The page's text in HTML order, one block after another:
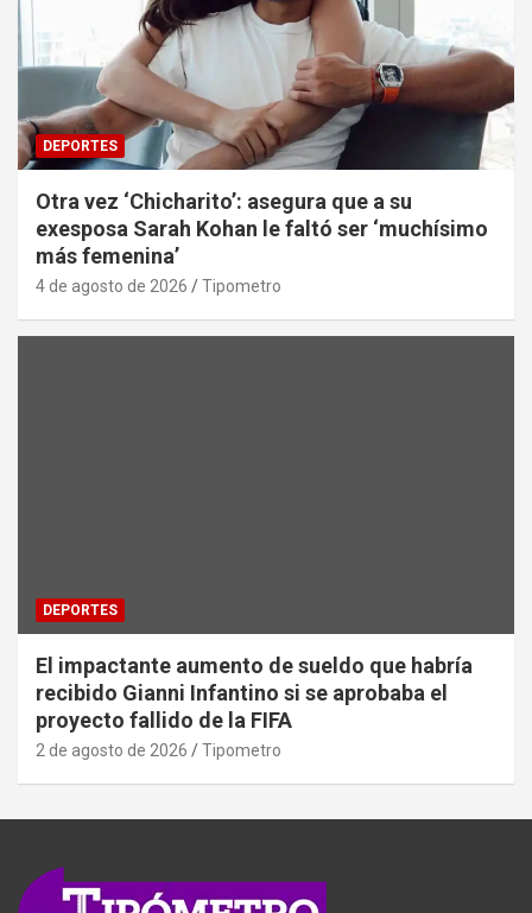
DEPORTES
Otra vez ‘Chicharito’: asegura que a su
exesposa Sarah Kohan le faltó ser ‘muchísimo
más femenina’
4 de agosto de 2026 Tipometro
DEPORTES
El impactante aumento de sueldo que habría
recibido Gianni Infantino si se aprobaba el
proyecto fallido de la FIFA
2 de agosto de 2026 Tipometro